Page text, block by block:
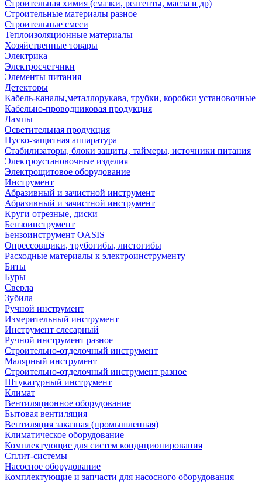
Строительная химия (смазки, реагенты, масла и др)
Строительные материалы разное
Строительные смеси
Теплоизоляционные материалы
Хозяйственные товары
Электрика
Электросчетчики
Элементы питания
Детекторы
Кабель-каналы,металлорукава, трубки, коробки установочные
Кабельно-проводниковая продукция
Лампы
Осветительная продукция
Пуско-защитная аппаратура
Стабилизаторы, блоки защиты, таймеры, источники питания
Электроустановочные изделия
Электрощитовое оборудование
Инструмент
Абразивный и зачистной инструмент
Абразивный и зачистной инструмент
Круги отрезные, диски
Бензоинструмент
Бензоинструмент OASIS
Опрессовщики, трубогибы, листогибы
Расходные материалы к электроинструменту
Биты
Буры
Сверла
Зубила
Ручной инструмент
Измерительный инструмент
Инструмент слесарный
Ручной инструмент разное
Строительно-отделочный инструмент
Малярный инструмент
Строительно-отделочный инструмент разное
Штукатурный инструмент
Климат
Вентиляционное оборудование
Бытовая вентиляция
Вентиляция заказная (промышленная)
Климатическое оборудование
Комплектующие для систем кондиционирования
Сплит-системы
Насосное оборудование
Комплектующие и запчасти для насосного оборудования